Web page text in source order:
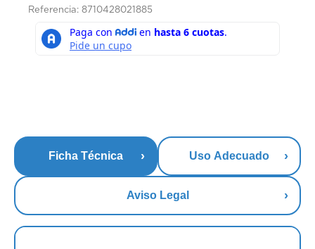
Referencia: 8710428021885
Ficha Técnica Uso Adecuado
Aviso Legal